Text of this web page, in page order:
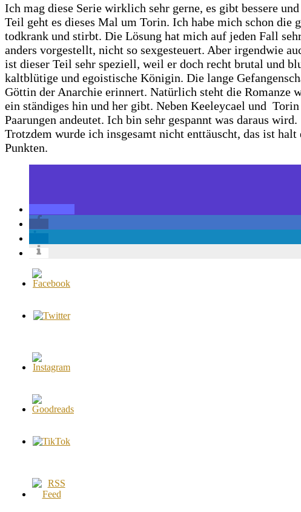
Ich mag diese Serie wirklich sehr gerne, es gibt bessere
Teil geht es dieses Mal um Torin. Ich habe mich schon
todkrank und stirbt. Die Lösung hat mich auf jeden Fall
anders vorgestellt, nicht so sexgesteuert. Aber irgendwie
ist dieser Teil sehr speziell, weil er doch recht brutal und
kaltblütige und egoistische Königin. Die lange
Göttin der Anarchie erinnert. Natürlich steht die Romanze
ein ständiges hin und her gibt. Neben Keeleycael und
Paarungen andeutet. Ich bin sehr gespannt was daraus wird.
Trotzdem wurde ich insgesamt nicht enttäuscht, das ist
Punkten.